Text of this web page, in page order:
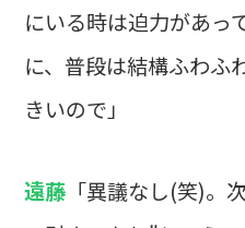
にいる時は迫力があっ
に、普段は結構ふわふ
きいので」
遠藤 「異議なし(笑)。